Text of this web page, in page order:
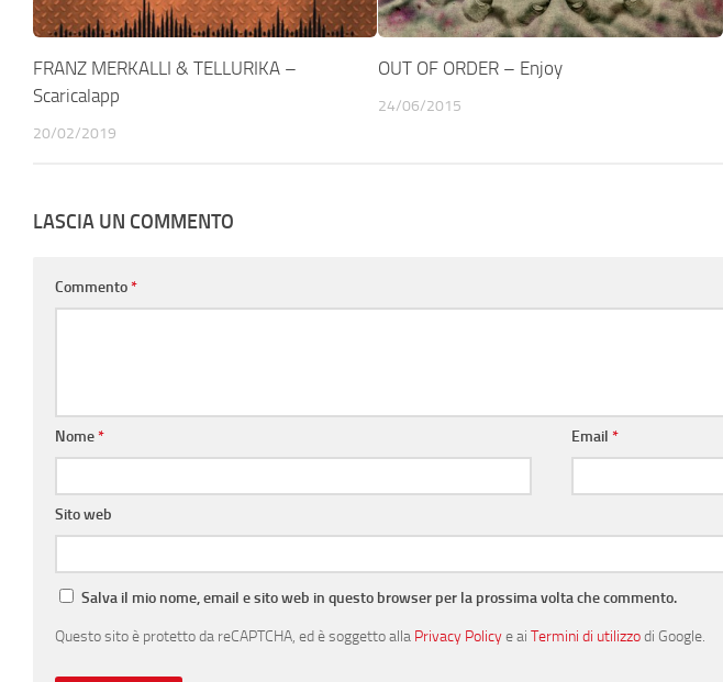
FRANZ MERKALLI & TELLURIKA –
Scaricalapp
20/02/2019
OUT OF ORDER – Enjoy
24/06/2015
LASCIA UN COMMENTO
Commento*
Nome* Email*
Sito web
Salva il mio nome, email e sito web in questo browser per la prossima volta che commento.
Questo sito è protetto da reCAPTCHA, ed è soggetto alla Privacy Policye ai Termini di utilizzodi Google.